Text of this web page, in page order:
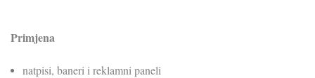
Primjena
natpisi, baneri i reklamni paneli